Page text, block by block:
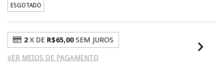
ESGOTADO
2 X DE R$65,00 SEM JUROS
VER MEIOS DE PAGAMENTO